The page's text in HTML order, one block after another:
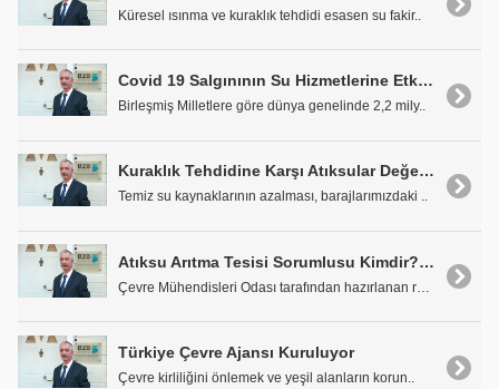
Küresel ısınma ve kuraklık tehdidi esasen su fakir..
Covid 19 Salgınının Su Hizmetlerine Etkisi Ne Oldu?
Birleşmiş Milletlere göre dünya genelinde 2,2 mily..
Kuraklık Tehdidine Karşı Atıksular Değerlendirilebilir
Temiz su kaynaklarının azalması, barajlarımızdaki ..
Atıksu Arıtma Tesisi Sorumlusu Kimdir? Kim Olmalı?
Türkiye Çevre Ajansı Kuruluyor
Çevre kirliliğini önlemek ve yeşil alanların korun..